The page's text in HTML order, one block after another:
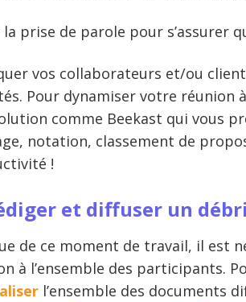
la prise de parole pour s’assurer
vos collaborateurs et/ou
Pour dynamiser votre réunion
comme Beekast qui vous
notation, classement de
!
et diffuser un
de ce moment de travail, il est
à l’ensemble des participants.
l’ensemble des documents